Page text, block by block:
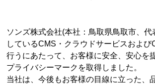
ソンズ株式会社(本社：鳥取県鳥取市、
しているCMS・クラウドサービスおよ
行うにあたって、お客様に安全、安心を
プライバシーマークを取得しました。
当社は、今後もお客様の目線に立った、